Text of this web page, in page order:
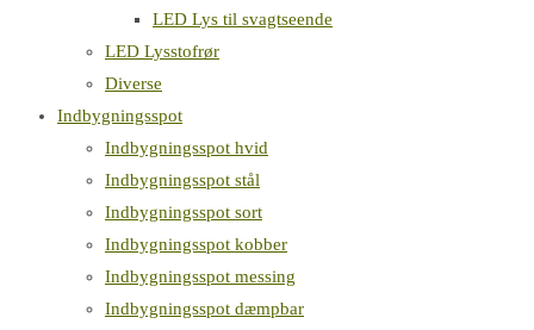
LED Lys til svagtseende
LED Lysstofrør
Diverse
Indbygningsspot
Indbygningsspot hvid
Indbygningsspot stål
Indbygningsspot sort
Indbygningsspot kobber
Indbygningsspot messing
Indbygningsspot dæmpbar